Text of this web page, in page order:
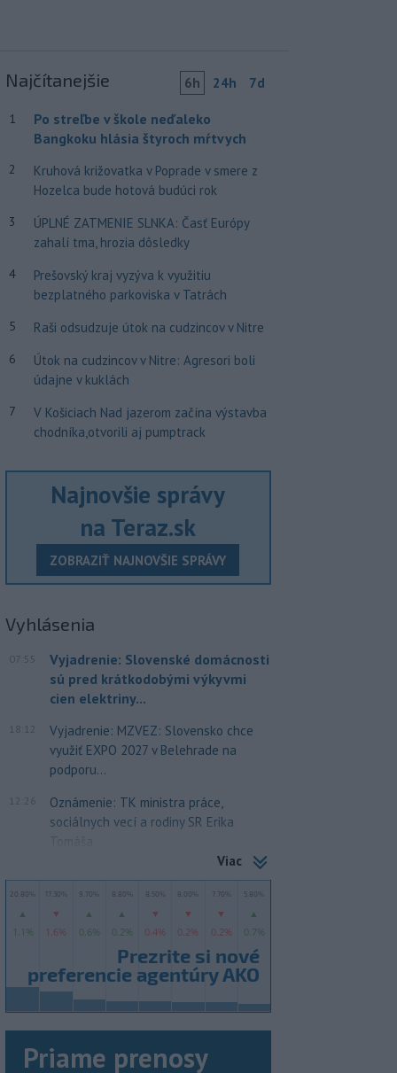
Najčítanejšie 6h 24h 7d
1
Po streľbe v škole neďaleko
Bangkoku hlásia štyroch mŕtvych
2
Kruhová križovatka v Poprade v smere z
Hozelca bude hotová budúci rok
3
ÚPLNÉ ZATMENIE SLNKA: Časť Európy
zahalí tma, hrozia dôsledky
4
Prešovský kraj vyzýva k využitiu
bezplatného parkoviska v Tatrách
5 Raši odsudzuje útok na cudzincov v Nitre
6
Útok na cudzincov v Nitre: Agresori boli
údajne v kuklách
7
V Košiciach Nad jazerom začína výstavba
chodníka,otvorili aj pumptrack
Najnovšie správy
na Teraz.sk
ZOBRAZIŤ NAJNOVŠIE SPRÁVY
Vyhlásenia
07:55
Vyjadrenie: Slovenské domácnosti
sú pred krátkodobými výkyvmi
cien elektriny...
18:12
Vyjadrenie: MZVEZ: Slovensko chce
využiť EXPO 2027 v Belehrade na
podporu...
12:26
Oznámenie: TK ministra práce,
sociálnych vecí a rodiny SR Erika
Tomáša
Viac
Priame prenosy